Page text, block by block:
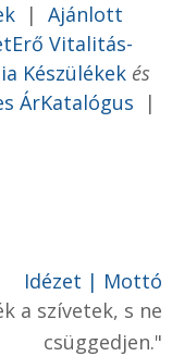
| Ajánlott
Vitalitás-
Készülékek és
ÁrKatalógus |
Idézet | Mottó
a szívetek, s ne
csüggedjen."